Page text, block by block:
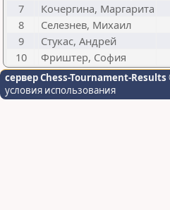
7
Кочергина, Маргарита
8
Селезнев, Михаил
9
Стукас, Андрей
10
Фриштер, София
сервер Chess-Tournament-Results
условия использования